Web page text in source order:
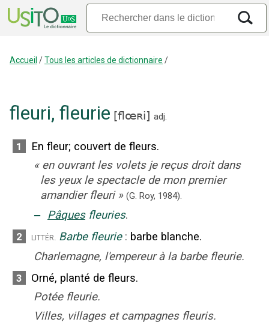
Accueil /Tous les articles de dictionnaire /
fleuri, fleurie [flœʀi] adj.
1 En fleur; couvert de fleurs.
« en ouvrant les volets je reçus droit dans
les yeux le spectacle de mon premier
amandier fleuri » (G. Roy, 1984).
‒ Pâques fleuries.
2 littér. Barbe fleurie : barbe blanche.
Charlemagne, l'empereur à la barbe fleurie.
3
Orné, planté de fleurs.
Potée fleurie.
Villes, villages et campagnes fleuris.